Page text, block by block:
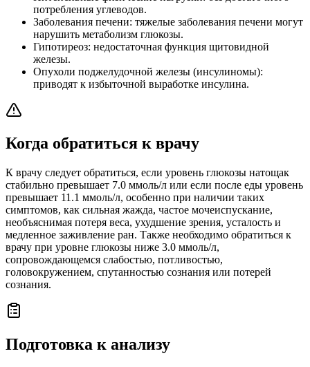
потребления углеводов.
Заболевания печени: тяжелые заболевания печени могут
нарушить метаболизм глюкозы.
Гипотиреоз: недостаточная функция щитовидной
железы.
Опухоли поджелудочной железы (инсулиномы):
приводят к избыточной выработке инсулина.
Когда обратиться к врачу
К врачу следует обратиться, если уровень глюкозы натощак
стабильно превышает 7.0 ммоль/л или если после еды уровень
превышает 11.1 ммоль/л, особенно при наличии таких
симптомов, как сильная жажда, частое мочеиспускание,
необъяснимая потеря веса, ухудшение зрения, усталость и
медленное заживление ран. Также необходимо обратиться к
врачу при уровне глюкозы ниже 3.0 ммоль/л,
сопровождающемся слабостью, потливостью,
головокружением, спутанностью сознания или потерей
сознания.
Подготовка к анализу